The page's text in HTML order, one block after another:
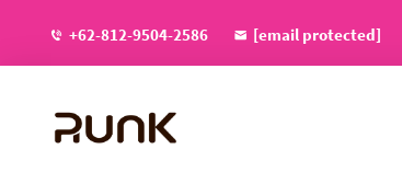
+62-812-9504-2586 [email protected]